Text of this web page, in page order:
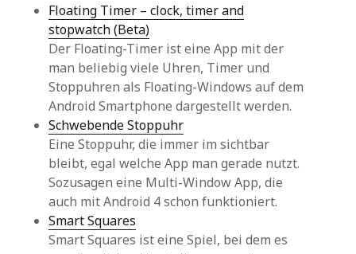
Floating Timer – clock, timer and
stopwatch (Beta)
Der Floating-Timer ist eine App mit der
man beliebig viele Uhren, Timer und
Stoppuhren als Floating-Windows auf dem
Android Smartphone dargestellt werden.
Schwebende Stoppuhr
Eine Stoppuhr, die immer im sichtbar
bleibt, egal welche App man gerade nutzt.
Sozusagen eine Multi-Window App, die
auch mit Android 4 schon funktioniert.
Smart Squares
Smart Squares ist eine Spiel, bei dem es